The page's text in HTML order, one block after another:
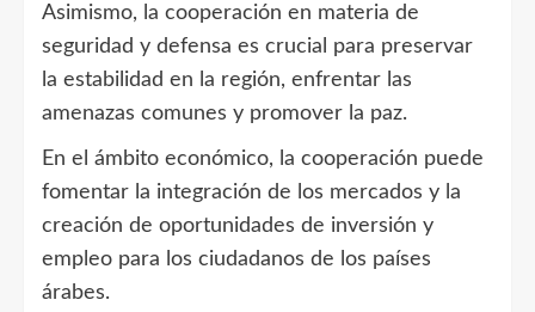
Asimismo, la cooperación en materia de
seguridad y defensa es crucial para preservar
la estabilidad en la región, enfrentar las
amenazas comunes y promover la paz.
En el ámbito económico, la cooperación puede
fomentar la integración de los mercados y la
creación de oportunidades de inversión y
empleo para los ciudadanos de los países
árabes.